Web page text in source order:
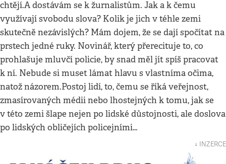
chtějí.A dostávám se k žurnalistům. Jak a k čemu
využívají svobodu slova? Kolik je jich v téhle zemi
skutečně nezávislých? Mám dojem, že se dají spočítat na
prstech jedné ruky. Novinář, který přerecituje to, co
prohlašuje mluvčí policie, by snad měl jít spíš pracovat
k ní. Nebude si muset lámat hlavu s vlastníma očima,
natož názorem.Postoj lidí, to, čemu se říká veřejnost,
zmasírovaných médii nebo lhostejných k tomu, jak se
v této zemi šlape nejen po lidské důstojnosti, ale doslova
po lidských obličejích policejními…
↓ INZERCE